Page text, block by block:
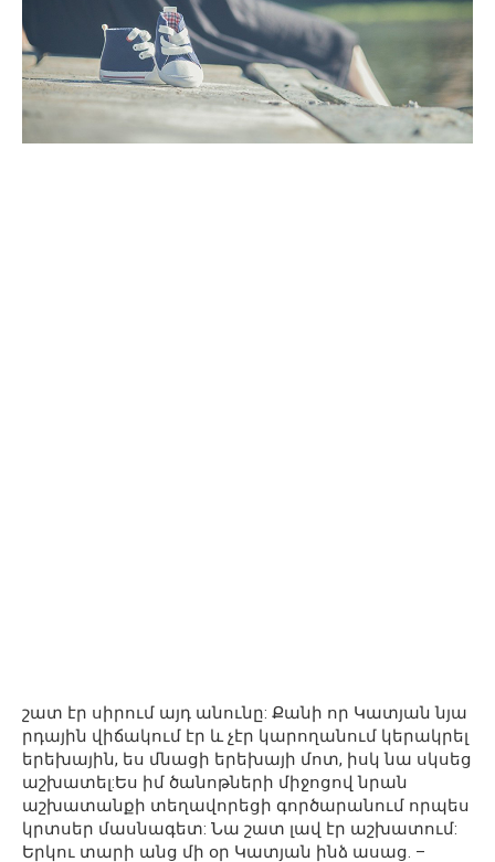
շատ էր սիրում այդ անունը: Քանի որ Կատյան նյա
րդային վիճակում էր և չէր կարողանում կերակրել
երեխային, ես մնացի երեխայի մոտ, իսկ նա սկսեց
աշխատել:Ես իմ ծանոթների միջոցով նրան
աշխատանքի տեղավորեցի գործարանում որպես
կրտսեր մասնագետ: Նա շատ լավ էր աշխատում:
Երկու տարի անց մի օր Կատյան ինձ ասաց. –